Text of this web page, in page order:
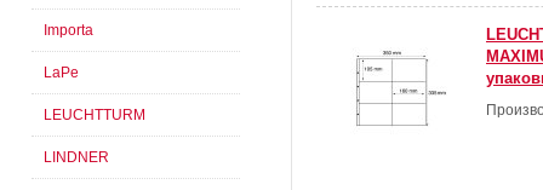
Importa
LaPe
LEUCHTTURM
LINDNER